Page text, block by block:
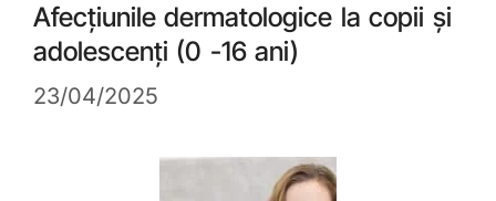
Afecțiunile dermatologice la copii și
adolescenți (0 -16 ani)
23/04/2025